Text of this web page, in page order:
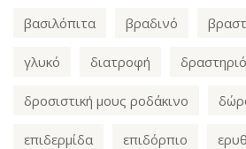
βασιλόπιτα βραδινό
γλυκό διατροφή
δροσιστική μους ροδάκινο
επιδερμίδα επιδόρπιο